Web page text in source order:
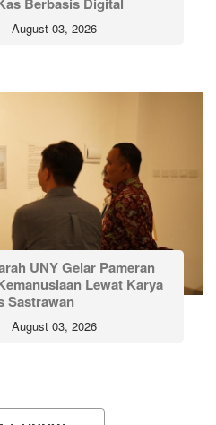
August 03, 2026
UNY Gelar Pameran
Lewat Karya
Sastrawan
August 03, 2026